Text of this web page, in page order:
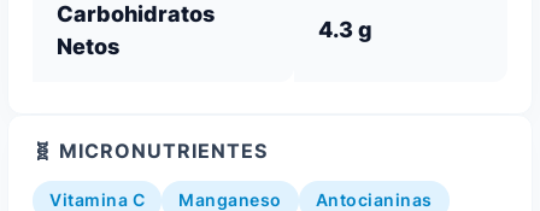
Carbohidratos
Netos
4.3 g
🧬 MICRONUTRIENTES
Vitamina C Manganeso Antocianinas